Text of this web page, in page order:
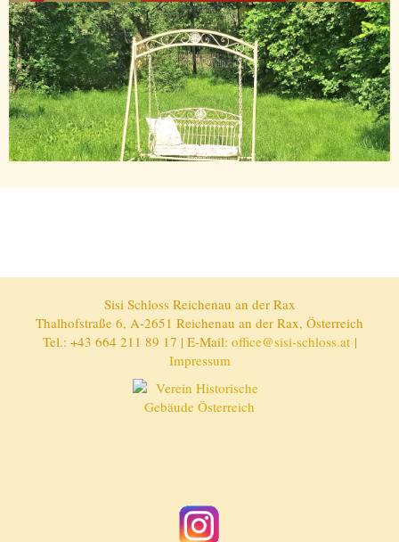
Sisi Schloss Reichenau an der Rax
Thalhofstraße 6, A-2651 Reichenau an der Rax, Österreich
Tel.: +43 664 211 89 17 | E-Mail: office@sisi-schloss.at|
Impressum